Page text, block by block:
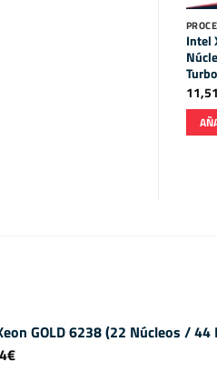
Intel
11,51
GOLD 6238 (22 Núcleos /
€